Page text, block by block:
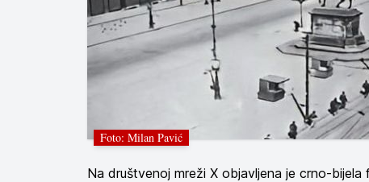
Foto: Milan Pavić
Na društvenoj mreži X objavljena je crno-